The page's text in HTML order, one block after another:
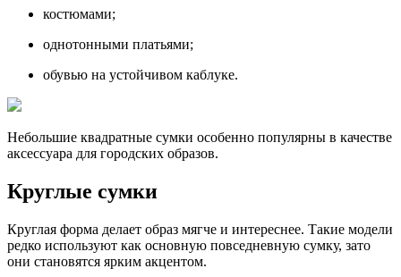
костюмами;
однотонными платьями;
обувью на устойчивом каблуке.
Небольшие квадратные сумки особенно популярны в качестве
аксессуара для городских образов.
Круглые сумки
Круглая форма делает образ мягче и интереснее. Такие модели
редко используют как основную повседневную сумку, зато
они становятся ярким акцентом.